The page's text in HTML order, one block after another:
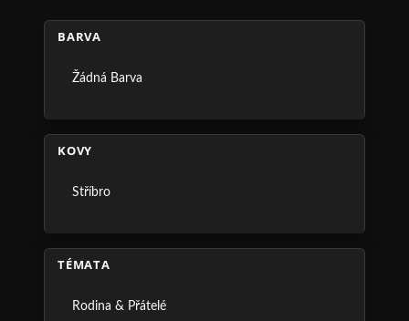
BARVA
Žádná Barva
KOVY
Stříbro
TÉMATA
Rodina & Přátelé